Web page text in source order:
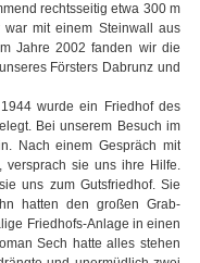
rechtsseitig etwa 300 m
mit einem Steinwall aus
Jahre 2002 fanden wir die
Försters Dabrunz und
wurde ein Friedhof des
Bei unserem Besuch im
Nach einem Gespräch mit
versprach sie uns ihre Hilfe.
uns zum Gutsfriedhof. Sie
hatten den großen Grab-
Friedhofs-Anlage in einen
Sech hatte alles stehen